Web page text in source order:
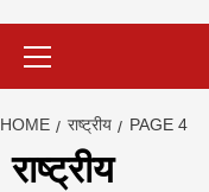
HOME राष्ट्रीय PAGE 4
राष्ट्रीय